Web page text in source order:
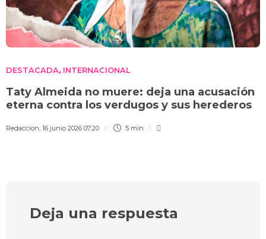
DESTACADA, INTERNACIONAL
Taty Almeida no muere: deja una acusación
eterna contra los verdugos y sus herederos
Redaccion 16 junio 2026 07:20 5 min
Deja una respuesta